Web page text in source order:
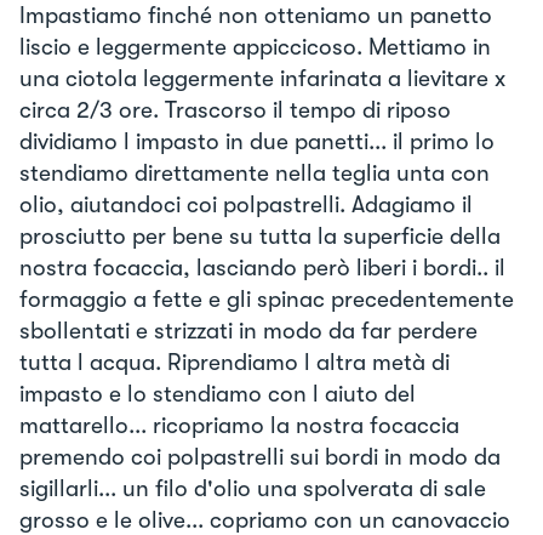
Impastiamo finché non otteniamo un panetto
liscio e leggermente appiccicoso. Mettiamo in
una ciotola leggermente infarinata a lievitare x
circa 2/3 ore. Trascorso il tempo di riposo
dividiamo l impasto in due panetti... il primo lo
stendiamo direttamente nella teglia unta con
olio, aiutandoci coi polpastrelli. Adagiamo il
prosciutto per bene su tutta la superficie della
nostra focaccia, lasciando però liberi i bordi.. il
formaggio a fette e gli spinac precedentemente
sbollentati e strizzati in modo da far perdere
tutta l acqua. Riprendiamo l altra metà di
impasto e lo stendiamo con l aiuto del
mattarello... ricopriamo la nostra focaccia
premendo coi polpastrelli sui bordi in modo da
sigillarli... un filo d'olio una spolverata di sale
grosso e le olive... copriamo con un canovaccio